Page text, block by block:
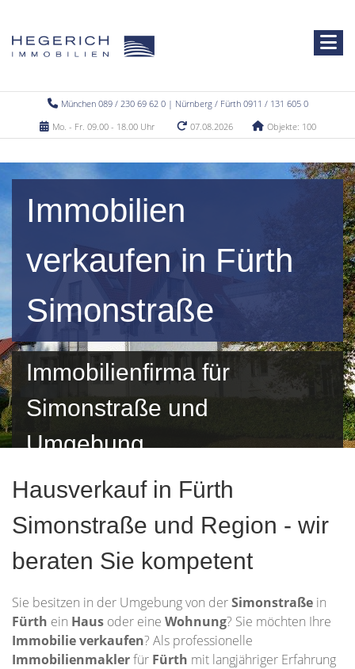
München 089 / 230 69 62 0 | Nürnberg / Fürth 0911 / 131 605 0
Mo. - Fr. 09.00 - 18.00 Uhr
07.08.2026 Objekte: 100
Immobilien
verkaufen in Fürth
Simonstraße
Immobilienfirma für
Simonstraße und
Umgebung
Hausverkauf in Fürth
Simonstraße und Region - wir
beraten Sie kompetent
Sie besitzen in der Umgebung von derSimonstraße in
Fürth ein Haus oder eine Wohnung? Sie möchten Ihre
Immobilieverkaufen? Als professionelle
Immobilienmaklerfür Fürth mit langjähriger Erfahrung